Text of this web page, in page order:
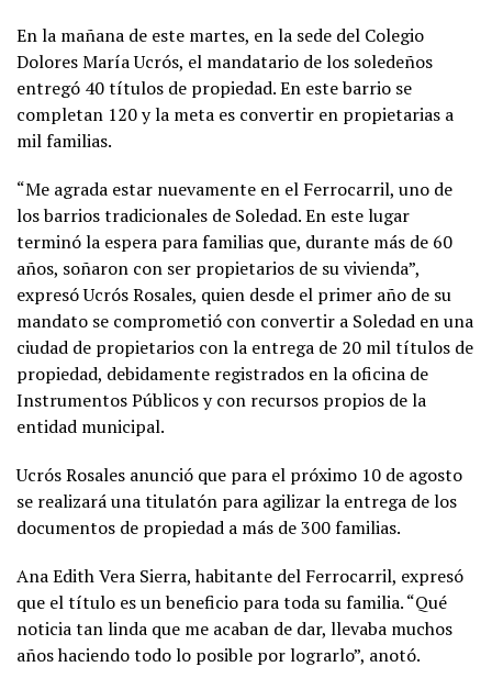
En la mañana de este martes, en la sede del Colegio
Dolores María Ucrós, el mandatario de los soledeños
entregó 40 títulos de propiedad. En este barrio se
completan 120 y la meta es convertir en propietarias a
mil familias.
“Me agrada estar nuevamente en el Ferrocarril, uno de
los barrios tradicionales de Soledad. En este lugar
terminó la espera para familias que, durante más de 60
años, soñaron con ser propietarios de su vivienda”,
expresó Ucrós Rosales, quien desde el primer año de su
mandato se comprometió con convertir a Soledad en una
ciudad de propietarios con la entrega de 20 mil títulos de
propiedad, debidamente registrados en la oficina de
Instrumentos Públicos y con recursos propios de la
entidad municipal.
Ucrós Rosales anunció que para el próximo 10 de agosto
se realizará una titulatón para agilizar la entrega de los
documentos de propiedad a más de 300 familias.
Ana Edith Vera Sierra, habitante del Ferrocarril, expresó
que el título es un beneficio para toda su familia. “Qué
noticia tan linda que me acaban de dar, llevaba muchos
años haciendo todo lo posible por lograrlo”, anotó.